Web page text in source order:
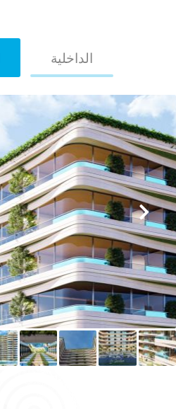
الداخلية